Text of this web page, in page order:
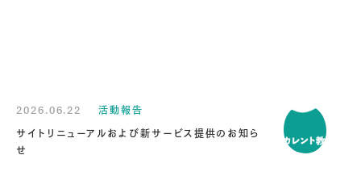
2026.06.22
活動報告
サイトリニューアルおよび新サービス提供のお知ら
せ